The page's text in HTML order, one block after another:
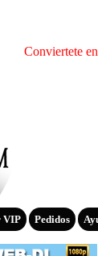
Conviertete
VIP Pedidos